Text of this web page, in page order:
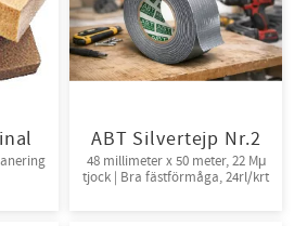
ABT Silvertejp Nr.2
48 millimeter x 50 meter, 22 Mμ
tjock | Bra fästförmåga, 24rl/krt